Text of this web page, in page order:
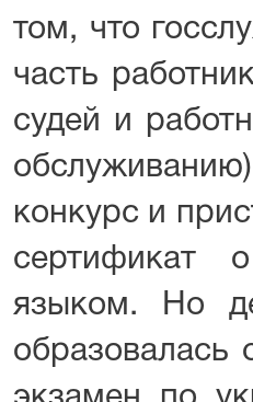
том, что
часть
судей и
конкурс и
сертификат
языком. Но
образовалась